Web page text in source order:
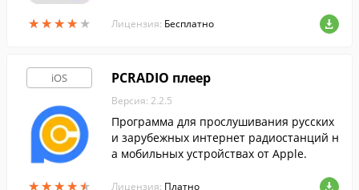
★★★★ ★
★★★★ ★
астроить быстрый доступ к нужным сай
Лицензия: Бесплатно
iOS
★★★★★
★★★★★
PCRADIO плеер
Версия: 2.2.5
Программа для прослушивания русских
и зарубежных интернет радиостанций н
а мобильных устройствах от Apple.
Лицензия: Платно